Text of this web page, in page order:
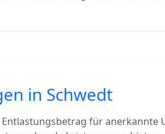
in Schwedt
für anerkannte